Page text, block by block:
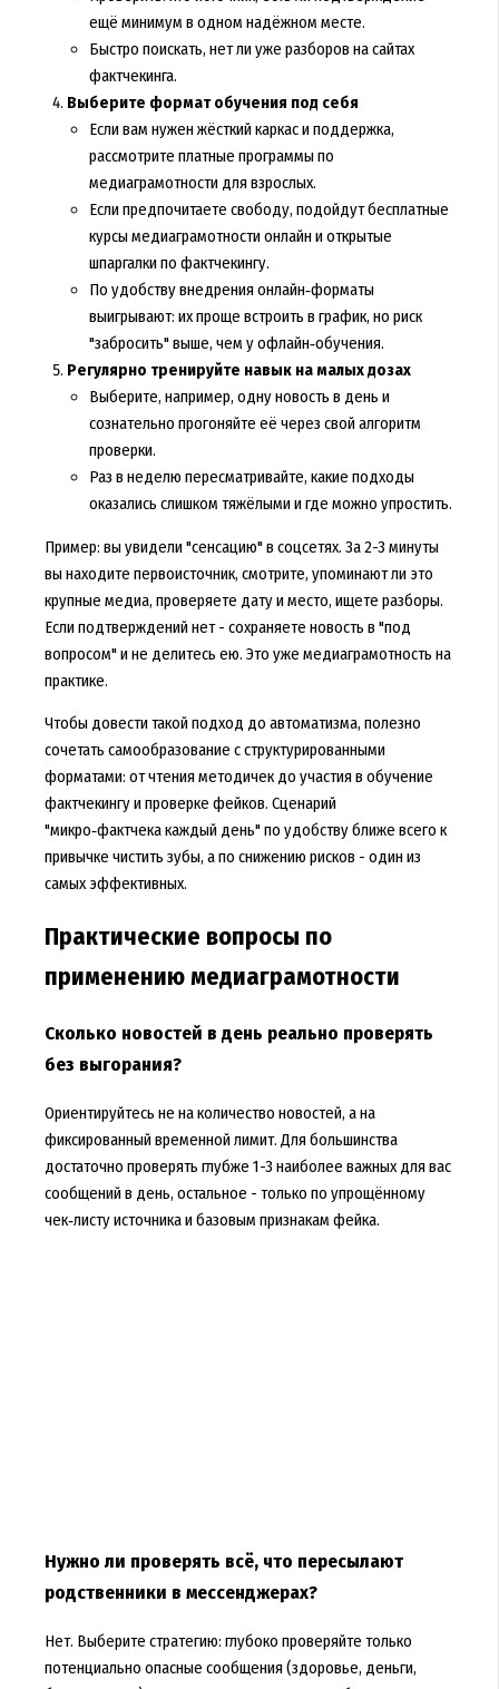
ещё минимум в одном надёжном месте.
Быстро поискать, нет ли уже разборов на сайтах
фактчекинга.
Выберите формат обучения под себя
Если вам нужен жёсткий каркас и поддержка,
рассмотрите платные программы по
медиаграмотности для взрослых.
Если предпочитаете свободу, подойдут бесплатные
курсы медиаграмотности онлайн и открытые
шпаргалки по фактчекингу.
По удобству внедрения онлайн‑форматы
выигрывают: их проще встроить в график, но риск
"забросить" выше, чем у офлайн‑обучения.
Регулярно тренируйте навык на малых дозах
Выберите, например, одну новость в день и
сознательно прогоняйте её через свой алгоритм
проверки.
Раз в неделю пересматривайте, какие подходы
оказались слишком тяжёлыми и где можно упростить.
Пример: вы увидели "сенсацию" в соцсетях. За 2-3 минуты
вы находите первоисточник, смотрите, упоминают ли это
крупные медиа, проверяете дату и место, ищете разборы.
Если подтверждений нет - сохраняете новость в "под
вопросом" и не делитесь ею. Это уже медиаграмотность на
практике.
Чтобы довести такой подход до автоматизма, полезно
сочетать самообразование с структурированными
форматами: от чтения методичек до участия в обучение
фактчекингу и проверке фейков. Сценарий
"микро‑фактчека каждый день" по удобству ближе всего к
привычке чистить зубы, а по снижению рисков - один из
самых эффективных.
Практические вопросы по
применению медиаграмотности
Сколько новостей в день реально проверять
без выгорания?
Ориентируйтесь не на количество новостей, а на
фиксированный временной лимит. Для большинства
достаточно проверять глубже 1-3 наиболее важных для вас
сообщений в день, остальное - только по упрощённому
чек‑листу источника и базовым признакам фейка.
Нужно ли проверять всё, что пересылают
родственники в мессенджерах?
Нет. Выберите стратегию: глубоко проверяйте только
потенциально опасные сообщения (здоровье, деньги,